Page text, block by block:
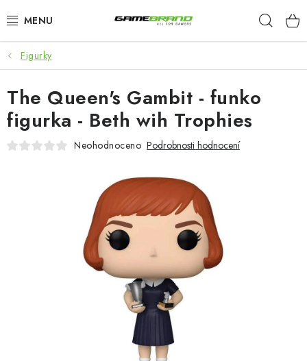
na
KATEGORIE
FILMY A SERIÁLY
HRY
PŘEDOBJEDNÁVKY
Doprava a platba Kontakt
Figurky
The Queen's Gambit - funko
figurka - Beth wih Trophies
Neohodnoceno Podrobnosti hodnocení